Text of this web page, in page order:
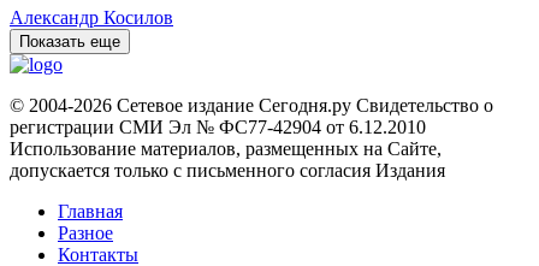
Александр Косилов
Показать еще
© 2004-2026 Сетевое издание Сегодня.ру Свидетельство о
регистрации СМИ Эл № ФС77-42904 от 6.12.2010
Использование материалов, размещенных на Сайте,
допускается только с письменного согласия Издания
Главная
Разное
Контакты